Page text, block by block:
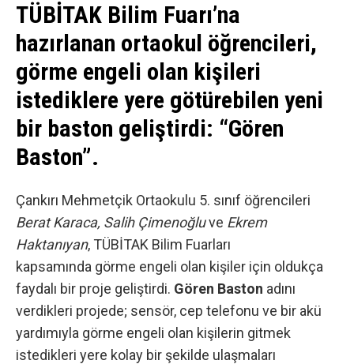
TÜBİTAK Bilim Fuarı’na
hazırlanan ortaokul öğrencileri,
görme engeli olan kişileri
istediklere yere götürebilen yeni
bir baston geliştirdi: “Gören
Baston”.
Çankırı Mehmetçik Ortaokulu 5. sınıf öğrencileri
Berat Karaca, Salih Çimenoğluve Ekrem
Haktanıyan, TÜBİTAK Bilim Fuarları
kapsamında görme engeli olan kişiler için oldukça
faydalı bir proje geliştirdi. Gören Baston adını
verdikleri projede; sensör, cep telefonu ve bir akü
yardımıyla görme engeli olan kişilerin gitmek
istedikleri yere kolay bir şekilde ulaşmaları